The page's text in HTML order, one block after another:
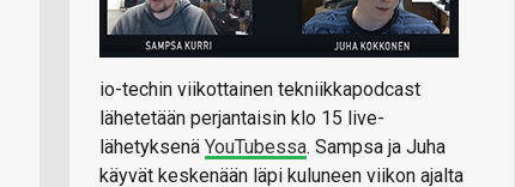
io-techin viikottainen tekniikkapodcast
lähetetään perjantaisin klo 15 live-
lähetyksenä YouTubessa. Sampsa ja Juha
käyvät keskenään läpi kuluneen viikon ajalta